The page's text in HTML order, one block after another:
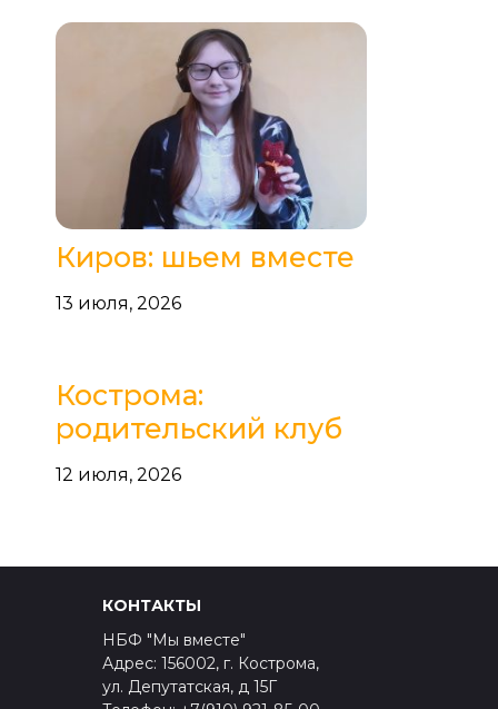
Киров: шьем вместе
13 июля, 2026
Кострома:
родительский клуб
12 июля, 2026
КОНТАКТЫ
НБФ "Мы вместе"
Адрес: 156002, г. Кострома,
ул. Депутатская, д 15Г